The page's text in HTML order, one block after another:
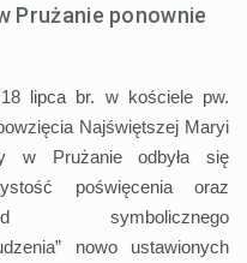
Prużanie ponownie
lipca br. w kościele pw.
Najświętszej Maryi
w Prużanie odbyła się
poświęcenia oraz
symbolicznego
nowo ustawionych